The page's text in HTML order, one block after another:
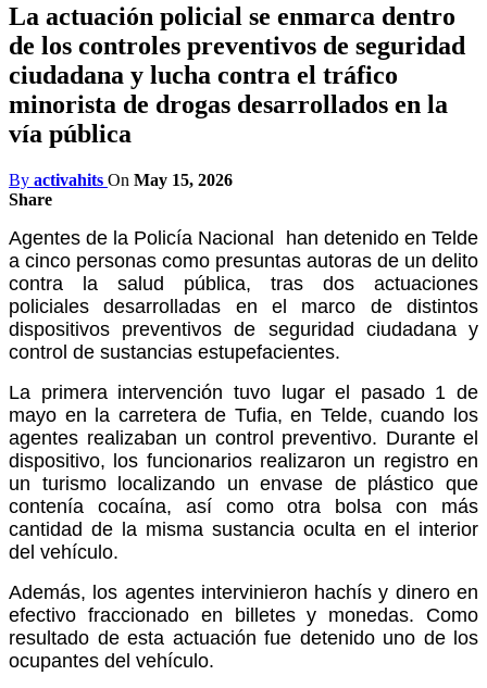
La actuación policial se enmarca dentro
de los controles preventivos de seguridad
ciudadana y lucha contra el tráfico
minorista de drogas desarrollados en la
vía pública
By activahits On May 15, 2026
Share
Agentes de la Policía Nacional han detenido en Telde
a cinco personas como presuntas autoras de un delito
contra la salud pública, tras dos actuaciones
policiales desarrolladas en el marco de distintos
dispositivos preventivos de seguridad ciudadana y
control de sustancias estupefacientes.
La primera intervención tuvo lugar el pasado 1 de
mayo en la carretera de Tufia, en Telde, cuando los
agentes realizaban un control preventivo. Durante el
dispositivo, los funcionarios realizaron un registro en
un turismo localizando un envase de plástico que
contenía cocaína, así como otra bolsa con más
cantidad de la misma sustancia oculta en el interior
del vehículo.
Además, los agentes intervinieron hachís y dinero en
efectivo fraccionado en billetes y monedas. Como
resultado de esta actuación fue detenido uno de los
ocupantes del vehículo.